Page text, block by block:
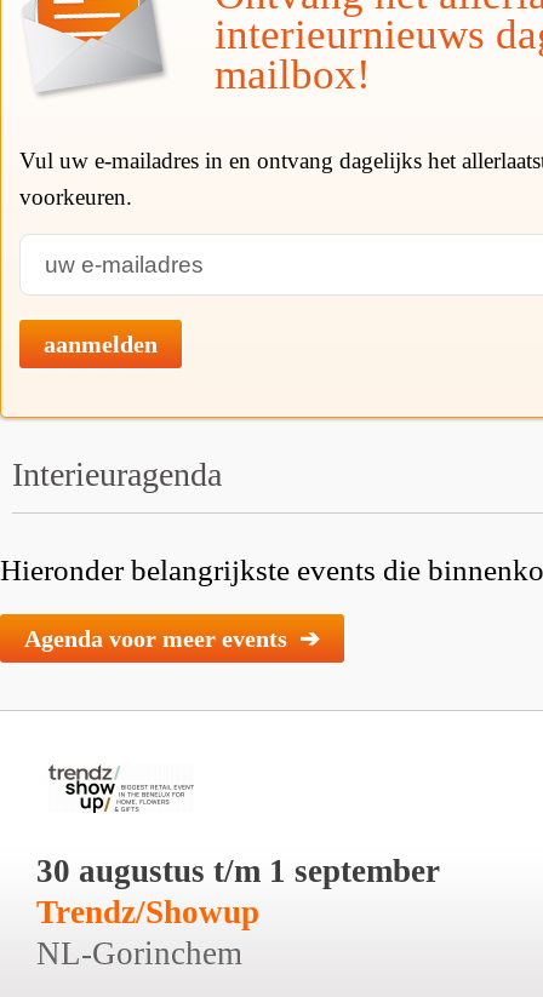
interieurnieuws
mailbox!
Vul uw e-mailadres in en ontvang dagelijks het
voorkeuren.
aanmelden
Interieuragenda
Hieronder belangrijkste events die
Agenda voor meer events ➔
30 augustus t/m 1 september
Trendz/Showup
NL-Gorinchem